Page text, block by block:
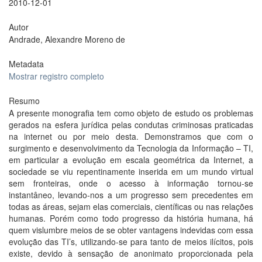
2010-12-01
Autor
Andrade, Alexandre Moreno de
Metadata
Mostrar registro completo
Resumo
A presente monografia tem como objeto de estudo os problemas
gerados na esfera jurídica pelas condutas criminosas praticadas
na internet ou por meio desta. Demonstramos que com o
surgimento e desenvolvimento da Tecnologia da Informação – TI,
em particular a evolução em escala geométrica da Internet, a
sociedade se viu repentinamente inserida em um mundo virtual
sem fronteiras, onde o acesso à informação tornou-se
instantâneo, levando-nos a um progresso sem precedentes em
todas as áreas, sejam elas comerciais, científicas ou nas relações
humanas. Porém como todo progresso da história humana, há
quem vislumbre meios de se obter vantagens indevidas com essa
evolução das TI’s, utilizando-se para tanto de meios ilícitos, pois
existe, devido à sensação de anonimato proporcionada pela